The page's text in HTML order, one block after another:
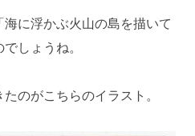
に浮かぶ火山の島を描いて
しょうね。
のがこちらのイラスト。